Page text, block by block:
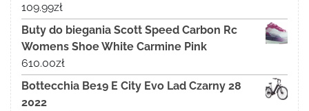
109.99zł
Buty do biegania Scott Speed Carbon Rc
Womens Shoe White Carmine Pink
610.00zł
Bottecchia Be19 E City Evo Lad Czarny 28
2022